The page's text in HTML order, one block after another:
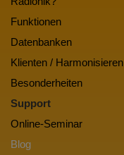
Funktionen
Datenbanken
Klienten / Harmonisieren
Besonderheiten
Support
Online-Seminar
Blog